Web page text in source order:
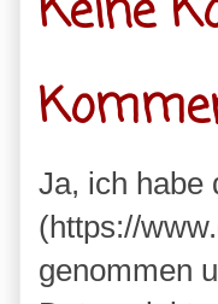
Ja, ich habe
(https://
genommen